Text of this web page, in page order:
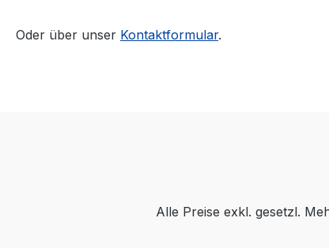
Oder über unser Kontaktformular.
Alle Preise exkl. gesetzl.